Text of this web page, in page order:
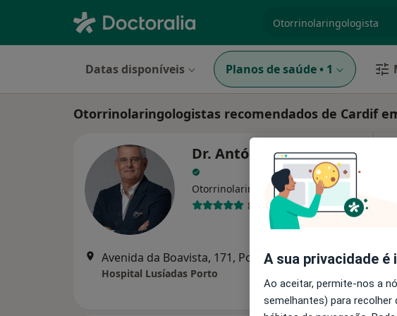
Datas disponíveis Planos de saúde • 1
Otorrinolaringologistas recomendados de Cardif
Dr. António Sousa Vieira
Otorrinolaringologista
8 opiniões
Avenida da Boavista, 171, Porto• Mapa
Hospital Lusíadas Porto
A sua privacidade é
Ao aceitar, permite-nos a
semelhantes) para